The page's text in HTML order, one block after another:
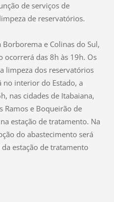
de serviços de
de reservatórios.
e Colinas do Sul,
ocorrerá das 8h às 19h. Os
limpeza dos reservatórios
no interior do Estado, a
nas cidades de Itabaiana,
Ramos e Boqueirão de
estação de tratamento. Na
do abastecimento será
estação de tratamento